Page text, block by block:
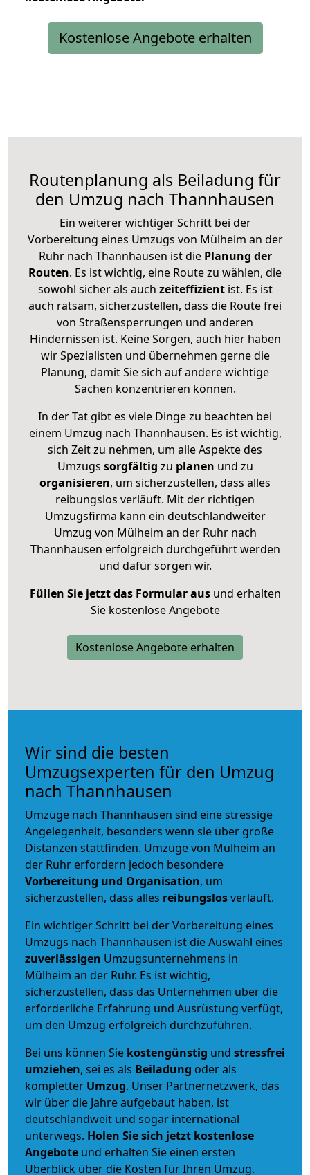
Kostenlose Angebote erhalten
Routenplanung als Beiladung für
den Umzug nach Thannhausen
Ein weiterer wichtiger Schritt bei der
Vorbereitung eines Umzugs von Mülheim an der
Ruhr nach Thannhausen ist diePlanung der
Routen. Es ist wichtig, eine Route zu wählen, die
sowohl sicher als auch zeiteffizientist. Es ist
auch ratsam, sicherzustellen, dass die Route frei
von Straßensperrungen und anderen
Hindernissen ist. Keine Sorgen, auch hier haben
wir Spezialisten und übernehmen gerne die
Planung, damit Sie sich auf andere wichtige
Sachen konzentrieren können.
In der Tat gibt es viele Dinge zu beachten bei
einem Umzug nach Thannhausen. Es ist wichtig,
sich Zeit zu nehmen, um alle Aspekte des
Umzugs sorgfältig zu planen und zu
organisieren, um sicherzustellen, dass alles
reibungslos verläuft. Mit der richtigen
Umzugsfirma kann ein deutschlandweiter
Umzug von Mülheim an der Ruhr nach
Thannhausen erfolgreich durchgeführt werden
und dafür sorgen wir.
Füllen Sie jetzt das Formular ausund erhalten
Sie kostenlose Angebote
Kostenlose Angebote erhalten
Wir sind die besten
Umzugsexperten für den Umzug
nach Thannhausen
Umzüge nach Thannhausen sind eine stressige
Angelegenheit, besonders wenn sie über große
Distanzen stattfinden. Umzüge von Mülheim an
der Ruhr erfordern jedoch besondere
Vorbereitung und Organisation, um
sicherzustellen, dass alles reibungslosverläuft.
Ein wichtiger Schritt bei der Vorbereitung eines
Umzugs nach Thannhausen ist die Auswahl eines
zuverlässigen Umzugsunternehmens in
Mülheim an der Ruhr. Es ist wichtig,
sicherzustellen, dass das Unternehmen über die
erforderliche Erfahrung und Ausrüstung verfügt,
um den Umzug erfolgreich durchzuführen.
Bei uns können Sie kostengünstig und stressfrei
umziehen, sei es als Beiladung oder als
kompletter Umzug. Unser Partnernetzwerk, das
wir über die Jahre aufgebaut haben, ist
deutschlandweit und sogar international
unterwegs. Holen Sie sich jetzt kostenlose
Angebote und erhalten Sie einen ersten
Überblick über die Kosten für Ihren Umzug.